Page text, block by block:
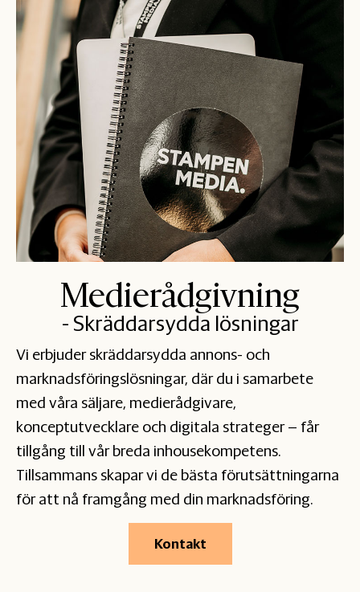
Medierådgivning
- Skräddarsydda lösningar
Vi erbjuder skräddarsydda annons- och
marknadsföringslösningar, där du i samarbete
med våra säljare, medierådgivare,
konceptutvecklare och digitala strateger – får
tillgång till vår breda inhousekompetens.
Tillsammans skapar vi de bästa förutsättningarna
för att nå framgång med din marknadsföring.
Kontakt